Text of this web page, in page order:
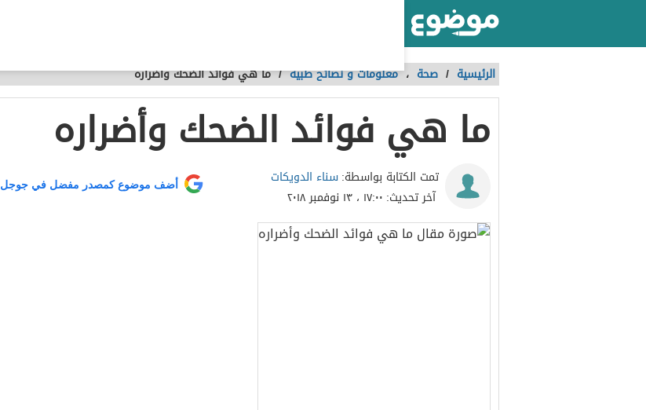
الرئيسية / صحة ،معلومات و نصائح طبية /ما هي فوائد الضحك وأضراره
ما هي فوائد الضحك وأضراره
تمت الكتابة بواسطة:سناء الدويكات
آخر تحديث: ١٧:٠٠ ، ١٣ نوفمبر ٢٠١٨
أضف موضوع كمصدر مفضل في جوجل